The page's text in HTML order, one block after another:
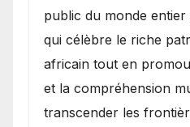
public du monde
qui célèbre le riche
africain tout en
et la compréhension
transcender les